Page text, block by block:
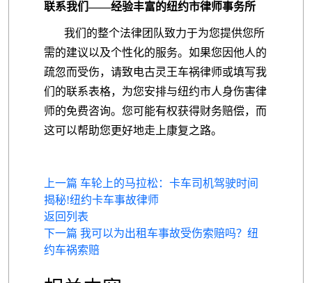
联系我们——经验丰富的纽约市律师事务所
我们的整个法律团队致力于为您提供您所
需的建议以及个性化的服务。如果您因他人的
疏忽而受伤，请致电古灵王车祸律师或填写我
们的联系表格，为您安排与纽约市人身伤害律
师的免费咨询。您可能有权获得财务赔偿，而
这可以帮助您更好地走上康复之路。
上一篇 车轮上的马拉松：卡车司机驾驶时间
揭秘!纽约卡车事故律师
返回列表
下一篇 我可以为出租车事故受伤索赔吗？纽
约车祸索赔